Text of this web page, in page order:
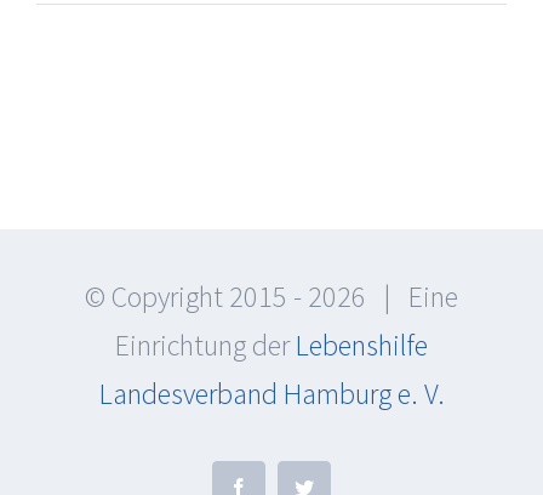
© Copyright 2015 -2026 | Eine
Einrichtung derLebenshilfe
Landesverband Hamburg e. V.